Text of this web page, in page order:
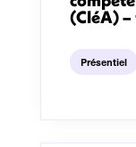
(CléA)
Présentiel